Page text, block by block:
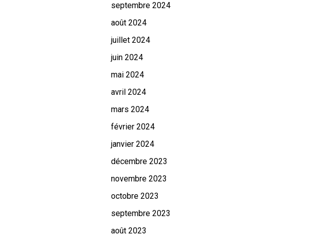
septembre 2024
août 2024
juillet 2024
juin 2024
mai 2024
avril 2024
mars 2024
février 2024
janvier 2024
décembre 2023
novembre 2023
octobre 2023
septembre 2023
août 2023